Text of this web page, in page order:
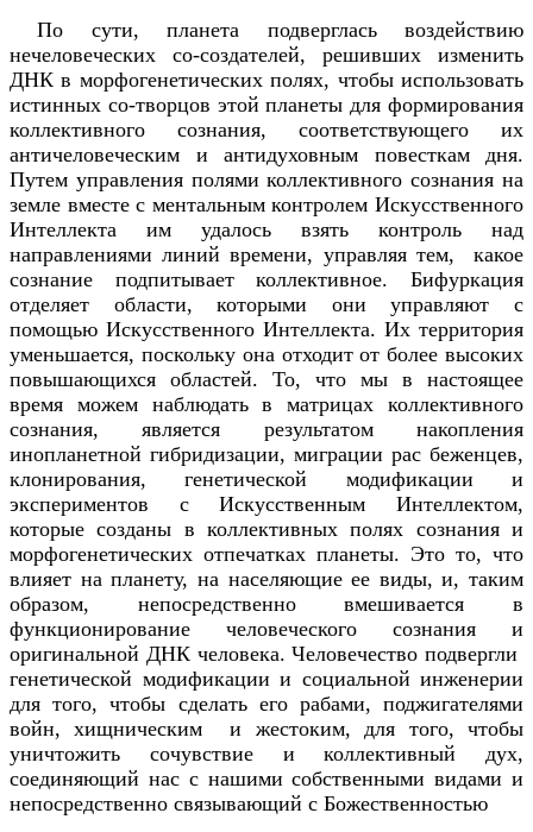
По сути, планета подверглась воздействию
нечеловеческих co-создателей, решивших изменить
ДНК в морфогенетических полях, чтобы использовать
истинных co-творцов этой планеты для формирования
коллективного сознания, соответствующего их
античеловеческим и антидуховным повесткам дня.
Путем управления полями коллективного сознания на
земле вместе с ментальным контролем Искусственного
Интеллекта им удалось взять контроль над
направлениями линий времени, управляя тем, какое
сознание подпитывает коллективное. Бифуркация
отделяет области, которыми они управляют с
помощью Искусственного Интеллекта. Их территория
уменьшается, поскольку она отходит от более высоких
повышающихся областей. То, что мы в настоящее
время можем наблюдать в матрицах коллективного
сознания, является результатом накопления
инопланетной гибридизации, миграции рас беженцев,
клонирования, генетической модификации и
экспериментов с Искусственным Интеллектом,
которые созданы в коллективных полях сознания и
морфогенетических отпечатках планеты. Это то, что
влияет на планету, на населяющие ее виды, и, таким
образом, непосредственно вмешивается в
функционирование человеческого сознания и
оригинальной ДНК человека. Человечество подвергли
генетической модификации и социальной инженерии
для того, чтобы сделать его рабами, поджигателями
войн, хищническим и жестоким, для того, чтобы
уничтожить сочувствие и коллективный дух,
соединяющий нас с нашими собственными видами и
непосредственно связывающий с Божественностью